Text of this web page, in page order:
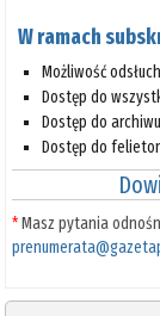
W ramach
Możliwość
Dostęp do
Dostęp do
Dostęp do
*Masz pytania